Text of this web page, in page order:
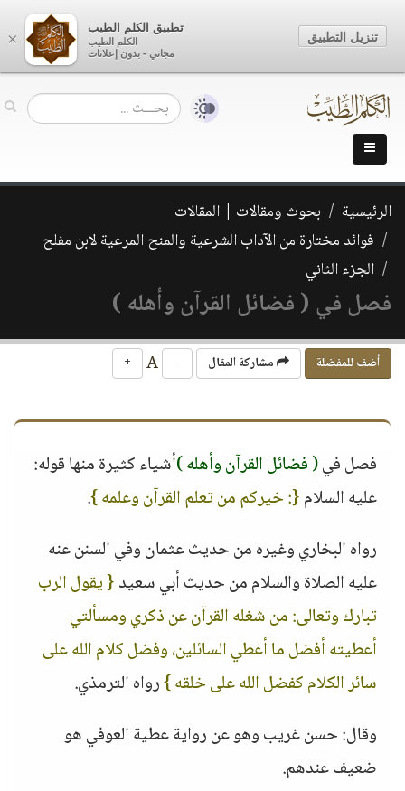
الرئيسية
بحوث ومقالات | المقالات
فوائد مختارة من الآداب الشرعية والمنح المرعية لابن مفلح
الجزء الثاني
فصل في ( فضائل القرآن وأهله )
أضف للمفضلة مشاركة المقال -
+
فصل في( فضائل القرآن وأهله )أشياء كثيرة منها قوله:
عليه السلام{: خيركم من تعلم القرآن وعلمه }.
رواه البخاري وغيره من حديث عثمان وفي السنن عنه
عليه الصلاة والسلام من حديث أبي سعيد{ يقول الرب
تبارك وتعالى: من شغله القرآن عن ذكري ومسألتي
أعطيته أفضل ما أعطي السائلين، وفضل كلام الله على
سائر الكلام كفضل الله على خلقه }رواه الترمذي.
وقال: حسن غريب وهو عن رواية عطية العوفي هو
ضعيف عندهم.
×
تطبيق الكلم الطيب
الكلم الطيب
مجاني - بدون إعلانات
تنزيل التطبيق